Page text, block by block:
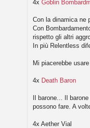
4xGoblin
Con la dinamica ne
Con
rispetto gli altri
In più Relentless
Mi piacerebbe
4x Death Baron
Il barone... Il
possono fare. A
4x Aether Vial